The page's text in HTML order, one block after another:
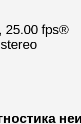
25.00 fps®